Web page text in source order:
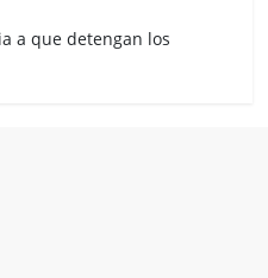
a que detengan los